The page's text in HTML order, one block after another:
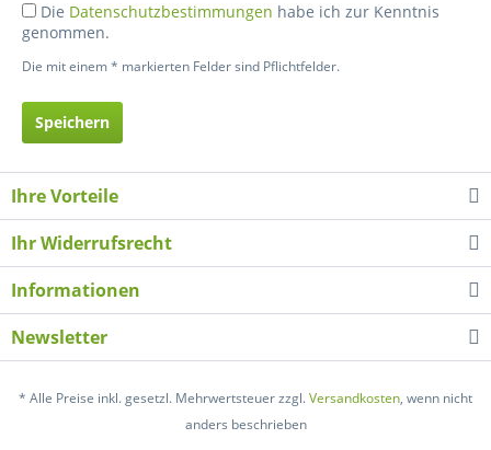
Die Datenschutzbestimmungen habe ich zur Kenntnis
genommen.
Die mit einem * markierten Felder sind Pflichtfelder.
Speichern
Ihre Vorteile
Ihr Widerrufsrecht
Informationen
Newsletter
* Alle Preise inkl. gesetzl. Mehrwertsteuer zzgl.Versandkosten, wenn nicht
anders beschrieben